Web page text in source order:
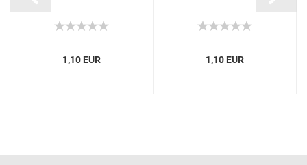
1,10 EUR 1,10 EUR